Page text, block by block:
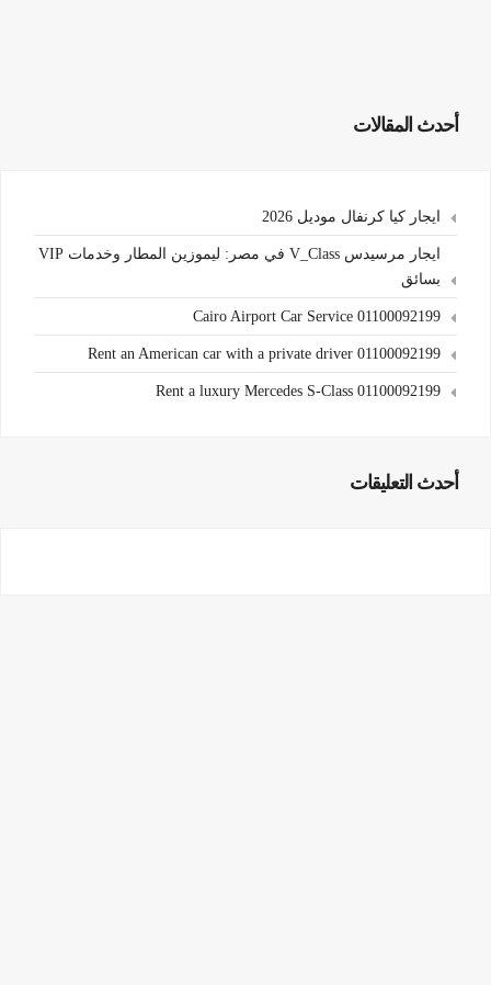
أحدث المقالات
ايجار كيا كرنفال موديل 2026
ايجار مرسيدس V_Class في مصر: ليموزين المطار وخدمات VIP
بسائق
Cairo Airport Car Service 01100092199
Rent an American car with a private driver 01100092199
Rent a luxury Mercedes S-Class 01100092199
أحدث التعليقات